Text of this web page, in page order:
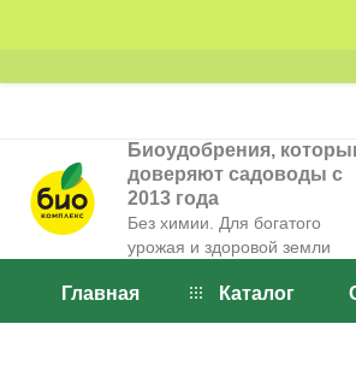
Биоудобрения,
доверяют садоводы с
2013 года
Без химии. Для богатого
урожая и здоровой земли
Главная Каталог